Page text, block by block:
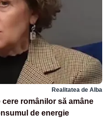
Realitatea de Alba
românilor să amâne
de energie